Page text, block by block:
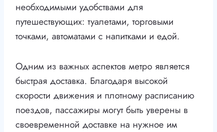
необходимыми удобствами для
путешествующих: туалетами, торговыми
точками, автоматами с напитками и едой.
Одним из важных аспектов метро является
быстрая доставка. Благодаря высокой
скорости движения и плотному расписанию
поездов, пассажиры могут быть уверены в
своевременной доставке на нужное им